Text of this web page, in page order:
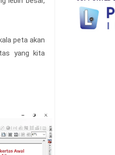
peta akan
yang kita